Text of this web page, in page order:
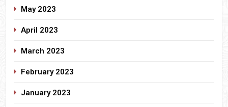
May 2023
April 2023
March 2023
February 2023
January 2023